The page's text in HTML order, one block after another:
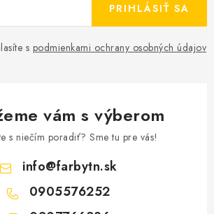
s podmienkami ochrany osobných údajov
PRIHLÁSIŤ SA
vám s výberom
s niečím poradiť? Sme tu pre vás!
info@farbytn.sk
0905576252